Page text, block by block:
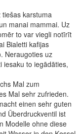
karstuma
manai mammai. Uz
to var viegli notīrīt
Bialetti kafijas
Neraugoties uz
iesaku to iegādāties,
Mal zum
Mal sehr zufrieden.
einen sehr guten
Überdruckventil ist
Modelle ohne diese